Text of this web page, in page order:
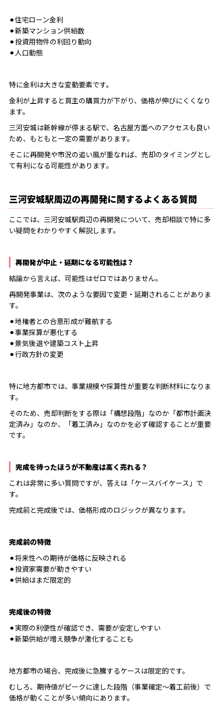
⚫︎住宅ローン金利
⚫︎新築マンション供給数
⚫︎投資用物件の利回り動向
⚫︎人口動態
特に金利は大きな変動要素です。
金利が上昇すると買主の購買力が下がり、価格が伸びにくくなり
ます。
三河安城は新幹線が停まる駅で、名古屋方面へのアクセスも良い
ため、もともと一定の需要があります。
そこに再開発や市況の追い風が重なれば、売却のタイミングとし
て有利になる可能性があります。
三河安城駅周辺の再開発に関するよくある質問
ここでは、三河安城駅周辺の再開発について、売却相談で特に多
い疑問をわかりやすく解説します。
再開発が中止・延期になる可能性は？
結論から言えば、可能性はゼロではありません。
再開発事業は、次のような要因で変更・延期されることがありま
す。
⚫︎地権者との合意形成が難航する
⚫︎事業採算が悪化する
⚫︎景気後退や建築コスト上昇
⚫︎行政方針の変更
特に地方都市では、事業規模や採算性が重要な判断材料になりま
す。
そのため、売却判断をする際は「構想段階」なのか「都市計画決
定済み」なのか、「着工済み」なのかを必ず確認することが重要
です。
完成を待ったほうが不動産は高く売れる？
これは非常に多い質問ですが、答えは「ケースバイケース」で
す。
完成前と完成後では、価格形成のロジックが異なります。
完成前の特徴
⚫︎将来性への期待が価格に反映される
⚫︎投資家需要が動きやすい
⚫︎供給はまだ限定的
完成後の特徴
⚫︎実際の利便性が確認でき、需要が安定しやすい
⚫︎新築供給が増え競争が激化することも
地方都市の場合、完成後に急騰するケースは限定的です。
むしろ、期待値がピークに達した段階（事業確定〜着工前後）で
価格が動くことが多い傾向にあります。